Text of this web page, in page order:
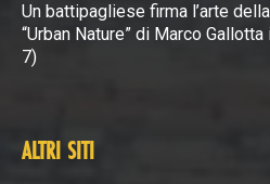
Un battipagliese firma l’arte
“Urban Nature” di Marco
7)
ALTRI SITI